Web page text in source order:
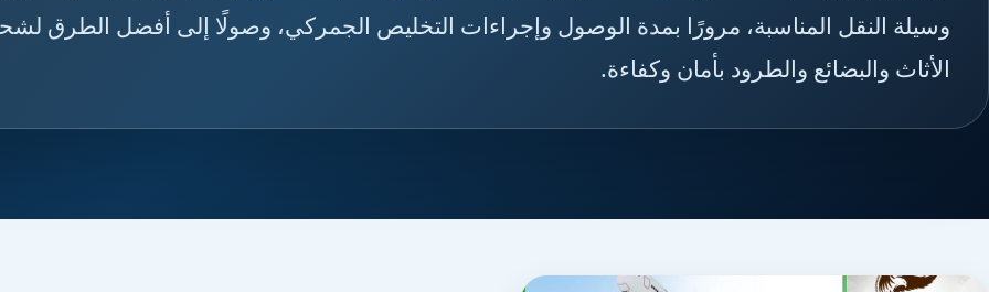
وسيلة النقل المناسبة، مرورًا بمدة الوصول وإجراءات التخليص الجمركي، وصولًا إلى أفضل الطرق
الأثاث والبضائع والطرود بأمان وكفاءة.